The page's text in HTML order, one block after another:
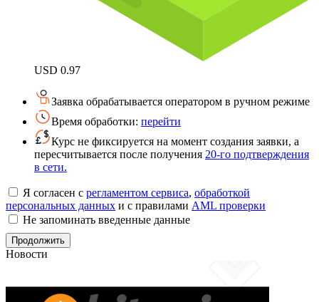
USD 0.97
Заявка обрабатывается оператором в ручном режиме
Время обработки: перейти
Курс не фиксируется на момент создания заявки, а
пересчитывается после получения 20-го подтверждения
в сети.
Я согласен с регламентом сервиса, обработкой
персональных данных и с правилами AML проверки
Не запоминать введенные данные
Новости